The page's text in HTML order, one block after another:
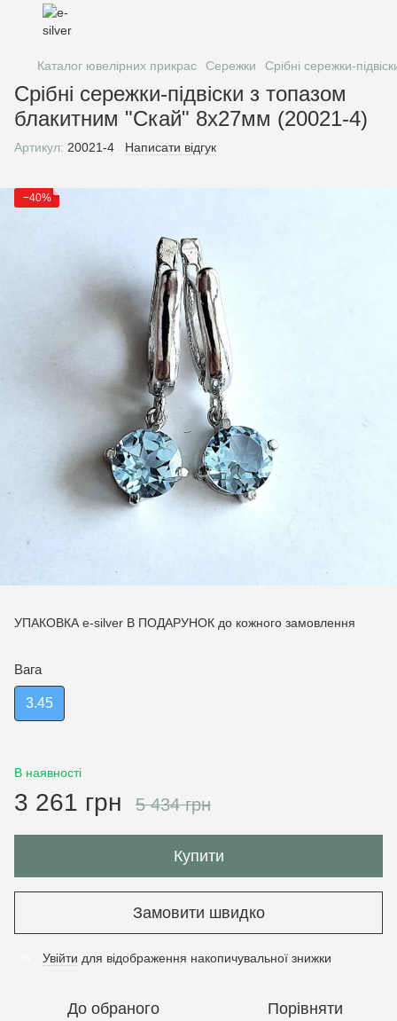
Каталог ювелірних прикрас Сережки Срібні сережки-
Срібні сережки-підвіски з топазом
блакитним "Скай" 8х27мм (20021-4)
Артикул: 20021-4 Написати відгук
−40%
УПАКОВКА e-silver В ПОДАРУНОК до кожного замовлення
Вага
3.45
В наявності
3 261 грн 5 434 грн
Купити
Замовити швидко
Увійти для відображення накопичувальної знижки
До обраного Порівняти